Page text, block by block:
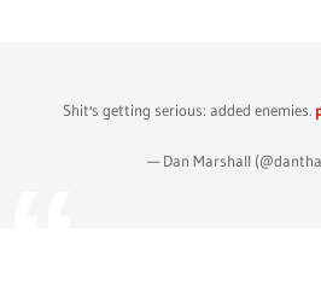
Shit's getting serious: added enemies.
— Dan Marshall